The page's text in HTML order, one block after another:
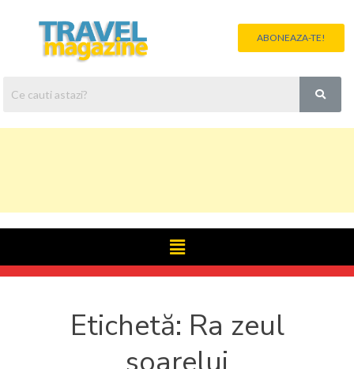
ABONEAZA-TE!
Etichetă: Ra zeul